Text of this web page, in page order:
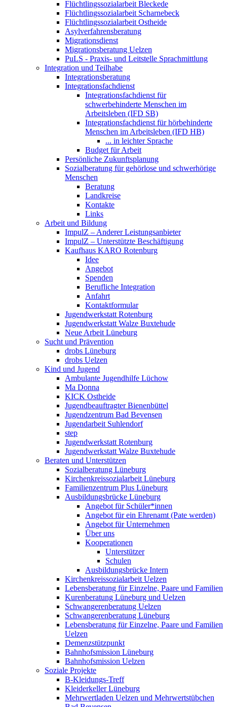
Flüchtlingssozialarbeit Bleckede
Flüchtlingssozialarbeit Scharnebeck
Flüchtlingssozialarbeit Ostheide
Asylverfahrensberatung
Migrationsdienst
Migrationsberatung Uelzen
PuLS - Praxis- und Leitstelle Sprachmittlung
Integration und Teilhabe
Integrationsberatung
Integrationsfachdienst
Integrationsfachdienst für
schwerbehinderte Menschen im
Arbeitsleben (IFD SB)
Integrationsfachdienst für hörbehinderte
Menschen im Arbeitsleben (IFD HB)
... in leichter Sprache
Budget für Arbeit
Persönliche Zukunftsplanung
Sozialberatung für gehörlose und schwerhörige
Menschen
Beratung
Landkreise
Kontakte
Links
Arbeit und Bildung
ImpulZ – Anderer Leistungsanbieter
ImpulZ – Unterstützte Beschäftigung
Kaufhaus KARO Rotenburg
Idee
Angebot
Spenden
Berufliche Integration
Anfahrt
Kontaktformular
Jugendwerkstatt Rotenburg
Jugendwerkstatt Walze Buxtehude
Neue Arbeit Lüneburg
Sucht und Prävention
drobs Lüneburg
drobs Uelzen
Kind und Jugend
Ambulante Jugendhilfe Lüchow
Ma Donna
KICK Ostheide
Jugendbeauftragter Bienenbüttel
Jugendzentrum Bad Bevensen
Jugendarbeit Suhlendorf
step
Jugendwerkstatt Rotenburg
Jugendwerkstatt Walze Buxtehude
Beraten und Unterstützen
Sozialberatung Lüneburg
Kirchenkreissozialarbeit Lüneburg
Familienzentrum Plus Lüneburg
Ausbildungsbrücke Lüneburg
Angebot für Schüler*innen
Angebot für ein Ehrenamt (Pate werden)
Angebot für Unternehmen
Über uns
Kooperationen
Unterstützer
Schulen
Ausbildungsbrücke Intern
Kirchenkreissozialarbeit Uelzen
Lebensberatung für Einzelne, Paare und Familien
Kurenberatung Lüneburg und Uelzen
Schwangerenberatung Uelzen
Schwangerenberatung Lüneburg
Lebensberatung für Einzelne, Paare und Familien
Uelzen
Demenzstützpunkt
Bahnhofsmission Lüneburg
Bahnhofsmission Uelzen
Soziale Projekte
B-Kleidungs-Treff
Kleiderkeller Lüneburg
Mehrwertladen Uelzen und Mehrwertstübchen